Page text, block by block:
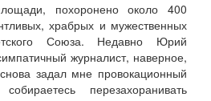
похоронено около 400
храбрых и мужественных
Союза. Недавно Юрий
журналист, наверное,
задал мне провокационный
перезахоранивать